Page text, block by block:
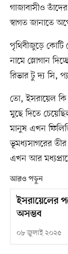
গাজাবাসীও
স্বাগত জানাতে
পৃথিবীজুড়ে কোটি
নামে স্লোগান
রিভার টু দ্য সি,
তো, ইসরায়েল কি
মুছে দিতে
মানুষ এখন
ভূমধ্যসাগরের তীর
এখন আর
আরও পড়ুন
ইসরায়েলের
অসম্ভব
০৮ জুলাই ২০২৫